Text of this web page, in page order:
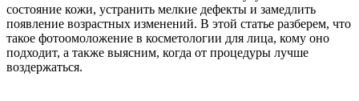
состояние кожи, устранить мелкие дефекты и замедлить
появление возрастных изменений. В этой статье разберем, что
такое фотоомоложение в косметологии для лица, кому оно
подходит, а также выясним, когда от процедуры лучше
воздержаться.